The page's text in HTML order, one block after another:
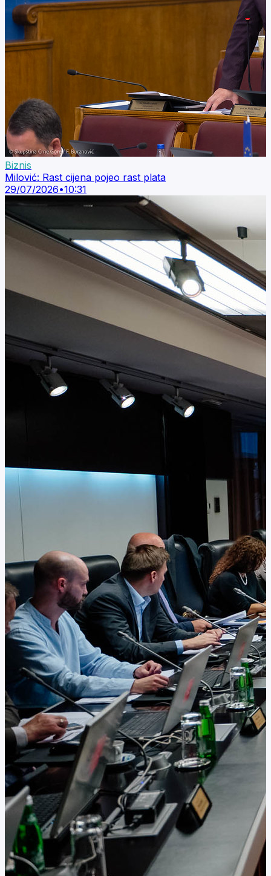
Biznis
Milović: Rast cijena pojeo rast plata
29/07/2026•10:31